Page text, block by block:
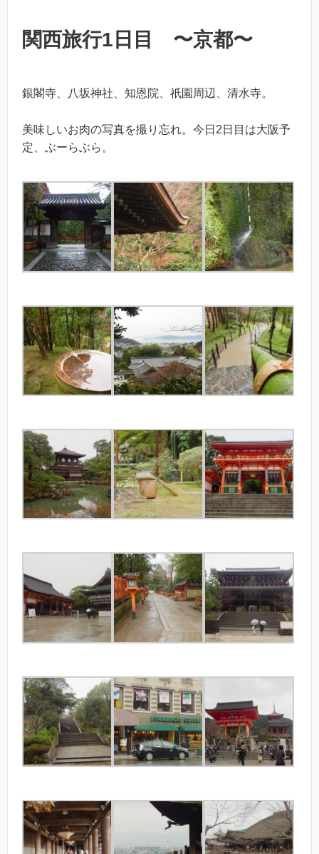
関西旅行1日目 〜京都〜
銀閣寺、八坂神社、知恩院、祇園周辺、清水寺。
美味しいお肉の写真を撮り忘れ。今日2日目は大阪予
定、ぶーらぶら。